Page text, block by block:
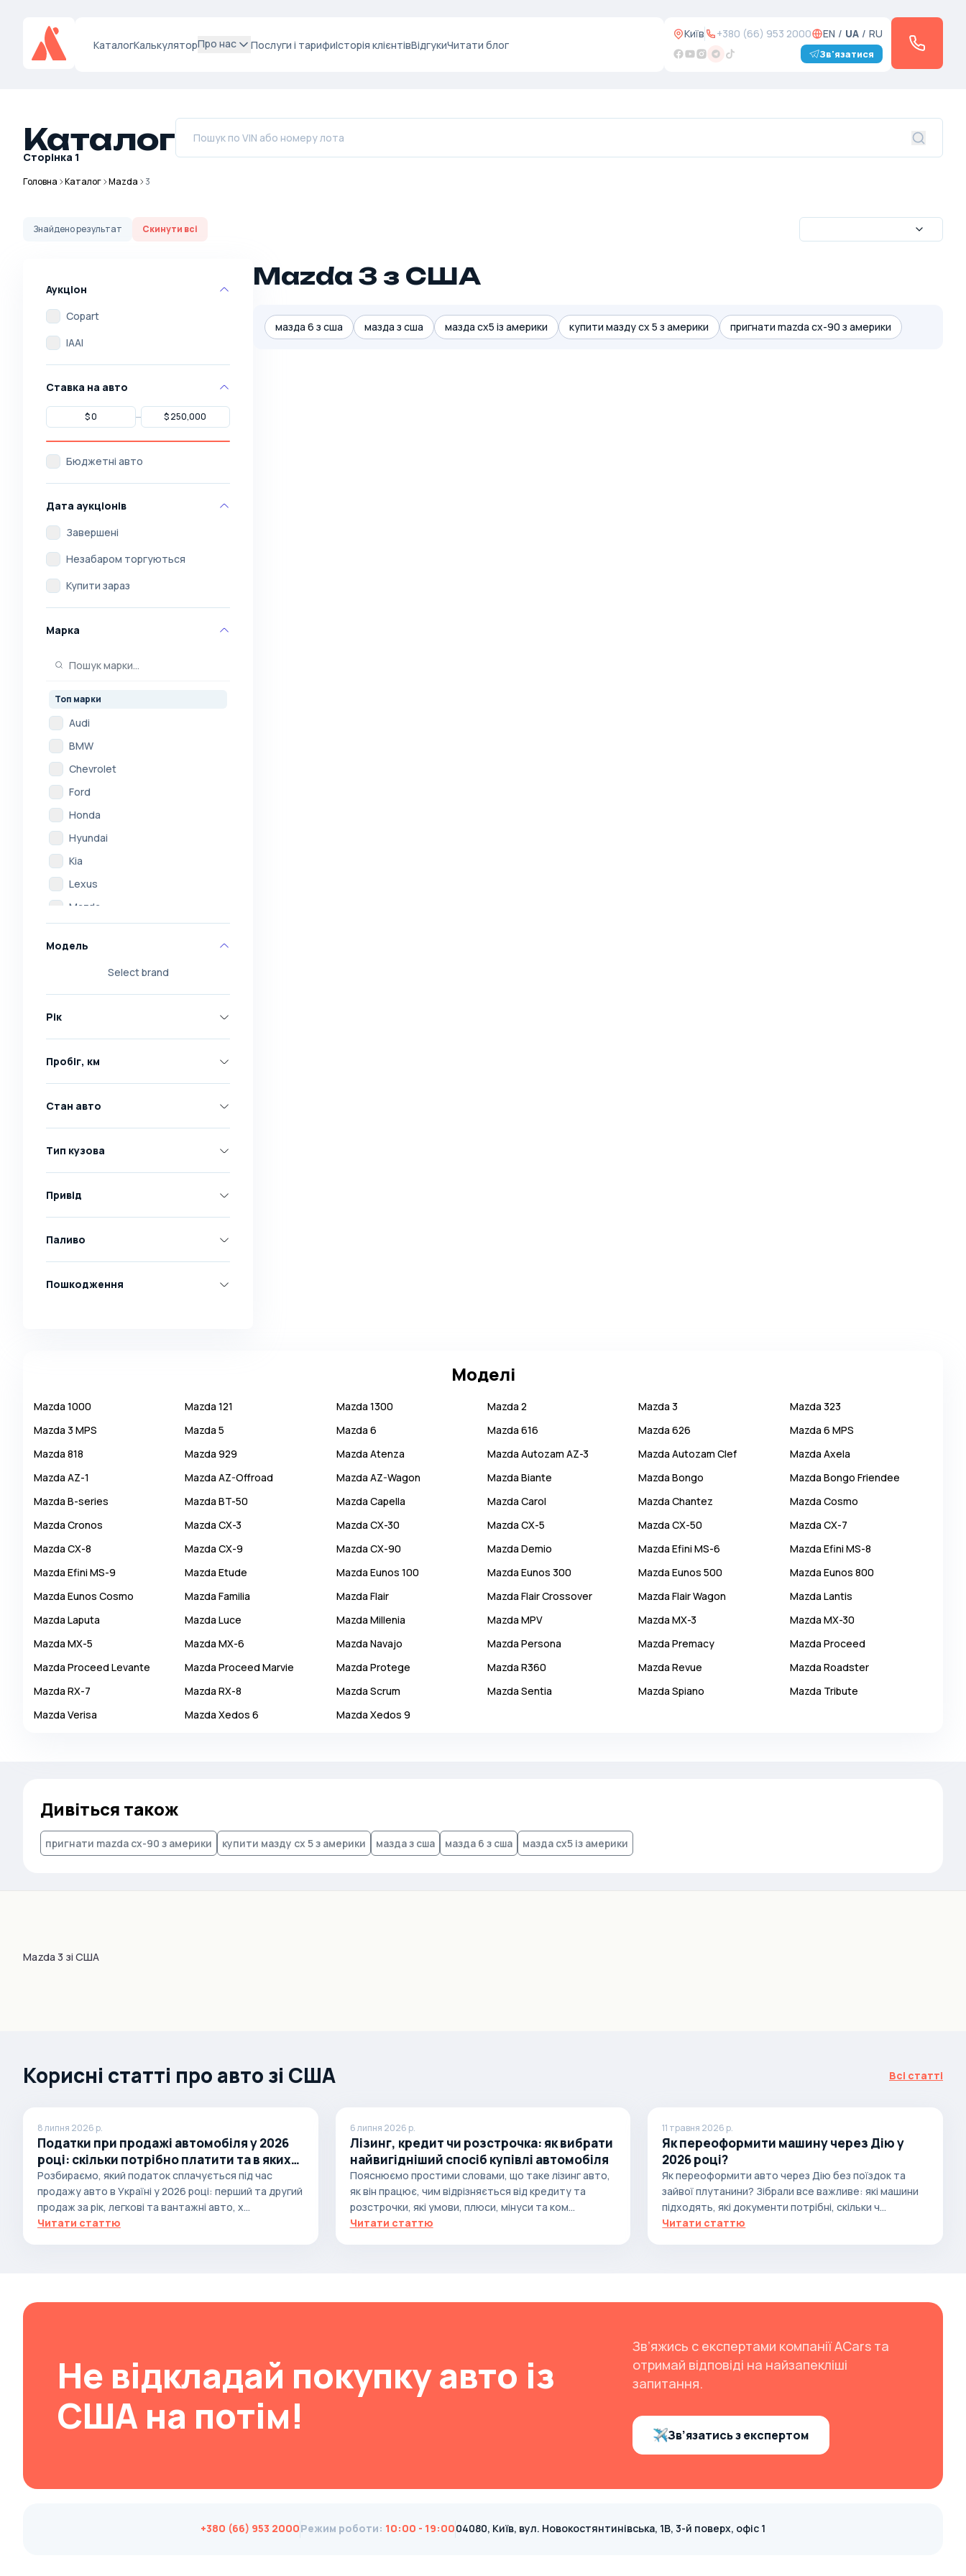
КаталогКалькуляторПро нас Послуги і тарифиІсторія клієнтівВідгукиЧитати блог
Київ +380 (66) 953 2000 EN / UA / RU
Зв'язатися
Каталог
Сторінка 1
Головна Каталог Mazda 3
Знайденорезультат Скинути всі
Аукціон
Copart
IAAI
Ставка на авто
Бюджетні авто
Дата аукціонів
Завершені
Незабаром торгуються
Купити зараз
Марка
Топ марки
Audi
BMW
Chevrolet
Ford
Honda
Hyundai
Kia
Lexus
Mazda
Mitsubishi
Opel
Skoda
Volkswagen
Abarth
AC
Acura
Adler
Alfa Romeo
Apal
Autobianchi
Avtokam
BAIC
Bajaj
Bertone
Bio auto
Brabus
Bugatti
Byvin
Cadillac
Callaway
Carbodies
Caterham
CHERYEXEED
Chevrolet
Chrysler
Модель
Select brand
Рік
Пробіг, км
Стан авто
Тип кузова
Привід
Паливо
Пошкодження
Mazda 3 з США
мазда 6 з сша мазда з сша мазда cx5 із америки купити мазду сх 5 з америки пригнати mazda cx-90 з америки
Моделі
Mazda 1000 Mazda 121 Mazda 1300 Mazda 2 Mazda 3 Mazda 323
Mazda 3 MPS Mazda 5 Mazda 6 Mazda 616 Mazda 626 Mazda 6 MPS
Mazda 818 Mazda 929 Mazda Atenza Mazda Autozam AZ-3 Mazda Autozam Clef Mazda Axela
Mazda AZ-1 Mazda AZ-Offroad Mazda AZ-Wagon Mazda Biante Mazda Bongo Mazda Bongo Friendee
Mazda B-series Mazda BT-50 Mazda Capella Mazda Carol Mazda Chantez Mazda Cosmo
Mazda Cronos Mazda CX-3 Mazda CX-30 Mazda CX-5 Mazda CX-50 Mazda CX-7
Mazda CX-8 Mazda CX-9 Mazda CX-90 Mazda Demio Mazda Efini MS-6 Mazda Efini MS-8
Mazda Efini MS-9 Mazda Etude Mazda Eunos 100 Mazda Eunos 300 Mazda Eunos 500 Mazda Eunos 800
Mazda Eunos Cosmo Mazda Familia Mazda Flair Mazda Flair Crossover Mazda Flair Wagon Mazda Lantis
Mazda Laputa Mazda Luce Mazda Millenia Mazda MPV Mazda MX-3 Mazda MX-30
Mazda MX-5 Mazda MX-6 Mazda Navajo Mazda Persona Mazda Premacy Mazda Proceed
Mazda Proceed Levante Mazda Proceed Marvie Mazda Protege Mazda R360 Mazda Revue Mazda Roadster
Mazda RX-7 Mazda RX-8 Mazda Scrum Mazda Sentia Mazda Spiano Mazda Tribute
Mazda Verisa Mazda Xedos 6 Mazda Xedos 9
Дивіться також
пригнати mazda cx-90 з америки купити мазду сх 5 з америки мазда з сша мазда 6 з сша мазда cx5 із америки
Mazda 3 зі США
Корисні статті про авто зі США Всі статті
8 липня 2026 р.
Податки при продажі автомобіля у 2026
році: скільки потрібно платити та в яких
випадках
Розбираємо, який податок сплачується під час
продажу авто в Україні у 2026 році: перший та другий
продаж за рік, легкові та вантажні авто, х...
Читати статтю
6 липня 2026 р.
Лізинг, кредит чи розстрочка: як вибрати
найвигідніший спосіб купівлі автомобіля
Пояснюємо простими словами, що таке лізинг авто,
як він працює, чим відрізняється від кредиту та
розстрочки, які умови, плюси, мінуси та ком...
Читати статтю
11 травня 2026 р.
Як переоформити машину через Дію у
2026 році?
Як переоформити авто через Дію без поїздок та
зайвої плутанини? Зібрали все важливе: які машини
підходять, які документи потрібні, скільки ч...
Читати статтю
Не відкладай покупку авто із
США на потім!
Зв’яжись с експертами компанії ACars та
отримай відповіді на найзапекліші
запитання.
Зв’язатись з експертом
+380 (66) 953 2000Режим роботи: 10:00 - 19:0004080, Київ, вул. Новокостянтинівська, 1В, 3-й поверх, офіс 1